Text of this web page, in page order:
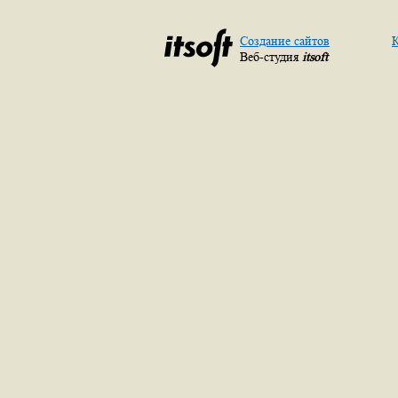
Создание сайтов
Веб-студия itsoft